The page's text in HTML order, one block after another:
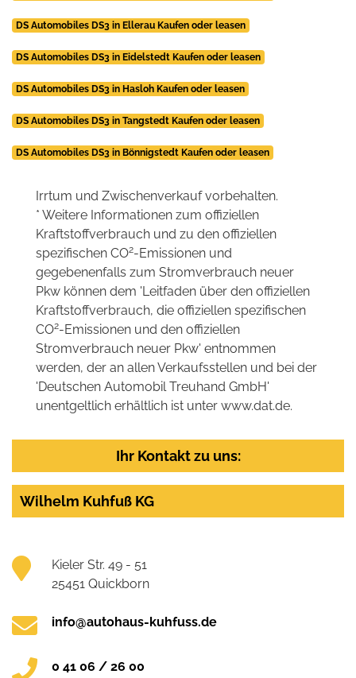
DS Automobiles DS3 in Ellerau Kaufen oder leasen
DS Automobiles DS3 in Eidelstedt Kaufen oder leasen
DS Automobiles DS3 in Hasloh Kaufen oder leasen
DS Automobiles DS3 in Tangstedt Kaufen oder leasen
DS Automobiles DS3 in Bönnigstedt Kaufen oder leasen
Irrtum und Zwischenverkauf vorbehalten.
* Weitere Informationen zum offiziellen
Kraftstoffverbrauch und zu den offiziellen
spezifischen CO2-Emissionen und
gegebenenfalls zum Stromverbrauch neuer
Pkw können dem 'Leitfaden über den offiziellen
Kraftstoffverbrauch, die offiziellen spezifischen
CO2-Emissionen und den offiziellen
Stromverbrauch neuer Pkw' entnommen
werden, der an allen Verkaufsstellen und bei der
'Deutschen Automobil Treuhand GmbH'
unentgeltlich erhältlich ist unter www.dat.de.
Ihr Kontakt zu uns:
Wilhelm Kuhfuß KG
Kieler Str. 49 - 51
25451 Quickborn
info@autohaus-kuhfuss.de
0 41 06 / 26 00